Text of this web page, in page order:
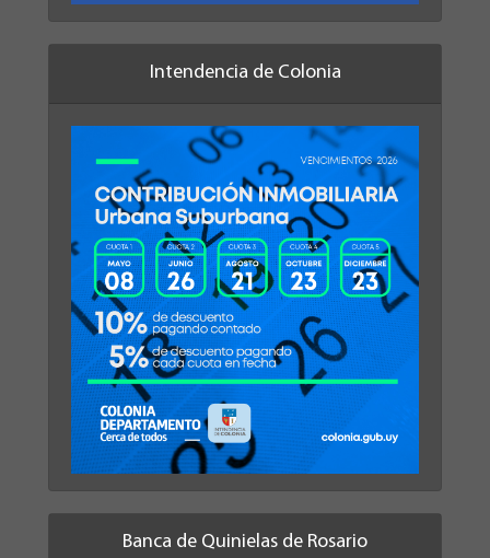
Intendencia de Colonia
Banca de Quinielas de Rosario